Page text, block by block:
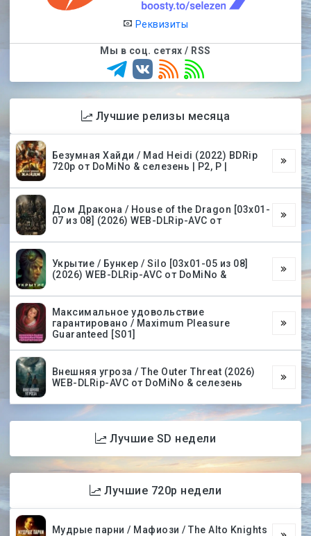
Реквизиты
Мы в соц. сетях / RSS
Лучшие релизы месяца
Безумная Хайди / Mad Heidi (2022) BDRip
720p от DoMiNo & селезень | P2, P |
Дом Дракона / House of the Dragon [03х01-
07 из 08] (2026) WEB-DLRip-AVC от
Укрытие / Бункер / Silo [03х01-05 из 08]
(2026) WEB-DLRip-AVC от DoMiNo &
Максимальное удовольствие
гарантировано / Maximum Pleasure
Guaranteed [S01]
Внешняя угроза / The Outer Threat (2026)
WEB-DLRip-AVC от DoMiNo & селезень
Лучшие SD недели
Лучшие 720p недели
Мудрые парни / Мафиози / The Alto Knights